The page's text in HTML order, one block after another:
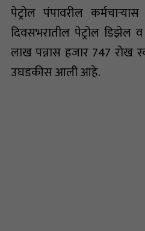
पेट्रोल पंपावरील
दिवसभरातील पेट्रोल
लाख पन्नास हजार 747 रोख
उघडकीस आली आहे.